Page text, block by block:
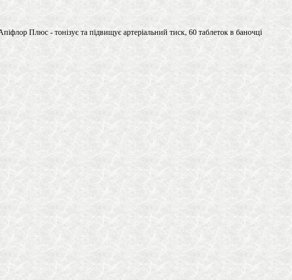
Плюс - тонізує та підвищує артеріальний тиск, 60 таблеток в баночці